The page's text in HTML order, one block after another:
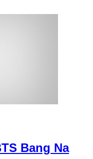
Bang Na